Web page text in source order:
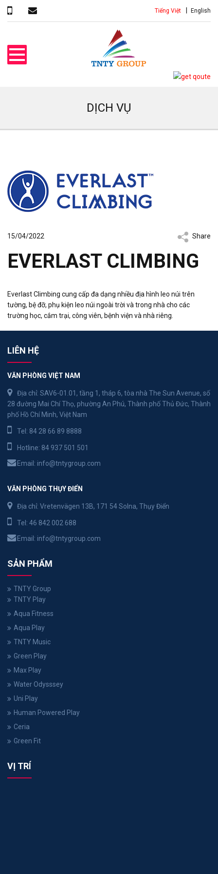
Tiếng Việt English
DỊCH VỤ
15/04/2022 Share
EVERLAST CLIMBING
Everlast Climbing cung cấp đa dạng nhiều địa hình leo núi trên
tường, bệ đỡ, phụ kiện leo núi ngoài trời và trong nhà cho các
trường học, cắm trại, công viên, bệnh viện và nhà riêng.
LIÊN HỆ
VĂN PHÒNG VIỆT NAM
Địa chỉ: SAV6-01.01, tầng 1, tháp 6, tòa nhà The Sun Avenue, số
28 đường Mai Chí Thọ, phường An Phú, Thành phố Thủ Đức, Thành
phố Hồ Chí Minh, Việt Nam
Tel: 84 28 66 89 8888
Hotline: 84 937 501 501
Email: info@tntygroup.com
VĂN PHÒNG THỤY ĐIỂN
Địa chỉ: Vretenvägen 13B, 171 54 Solna, Thụy Điển
Tel: 46 842 002 688
Email: info@tntygroup.com
SẢN PHẨM
TNTY Group
TNTY Play
Aqua Fitness
Aqua Play
TNTY Music
Green Play
Max Play
Water Odysssey
Uni Play
Human Powered Play
Ceria
Green Fit
VỊ TRÍ